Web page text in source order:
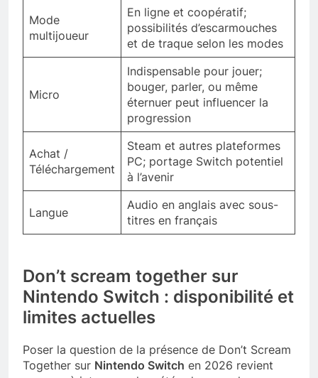
Mode
multijoueur
En ligne et coopératif;
possibilités d’escarmouches
et de traque selon les modes
Micro
Indispensable pour jouer;
bouger, parler, ou même
éternuer peut influencer la
progression
Achat /
Téléchargement
Steam et autres plateformes
PC; portage Switch potentiel
à l’avenir
Langue
Audio en anglais avec sous-
titres en français
Don’t scream together sur
Nintendo Switch : disponibilité et
limites actuelles
Poser la question de la présence de Don’t Scream
Together sur Nintendo Switch en 2026 revient